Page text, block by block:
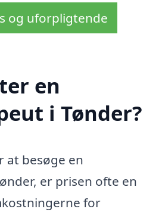
og uforpligtende
en
i Tønder?
at besøge en
er prisen ofte en
for